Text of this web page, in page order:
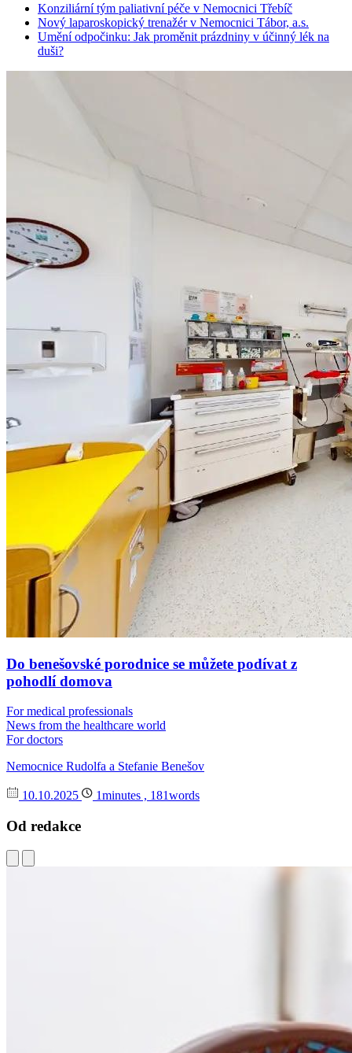
Konziliární tým paliativní péče v Nemocnici Třebíč
Nový laparoskopický trenažér v Nemocnici Tábor, a.s.
Umění odpočinku: Jak proměnit prázdniny v účinný lék na
duši?
Do benešovské porodnice se můžete podívat z
pohodlí domova
For medical professionals
News from the healthcare world
For doctors
Nemocnice Rudolfa a Stefanie Benešov
10.10.2025 1minutes , 181words
Od redakce